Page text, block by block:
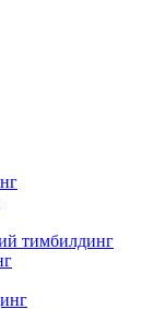
тимбилдинг